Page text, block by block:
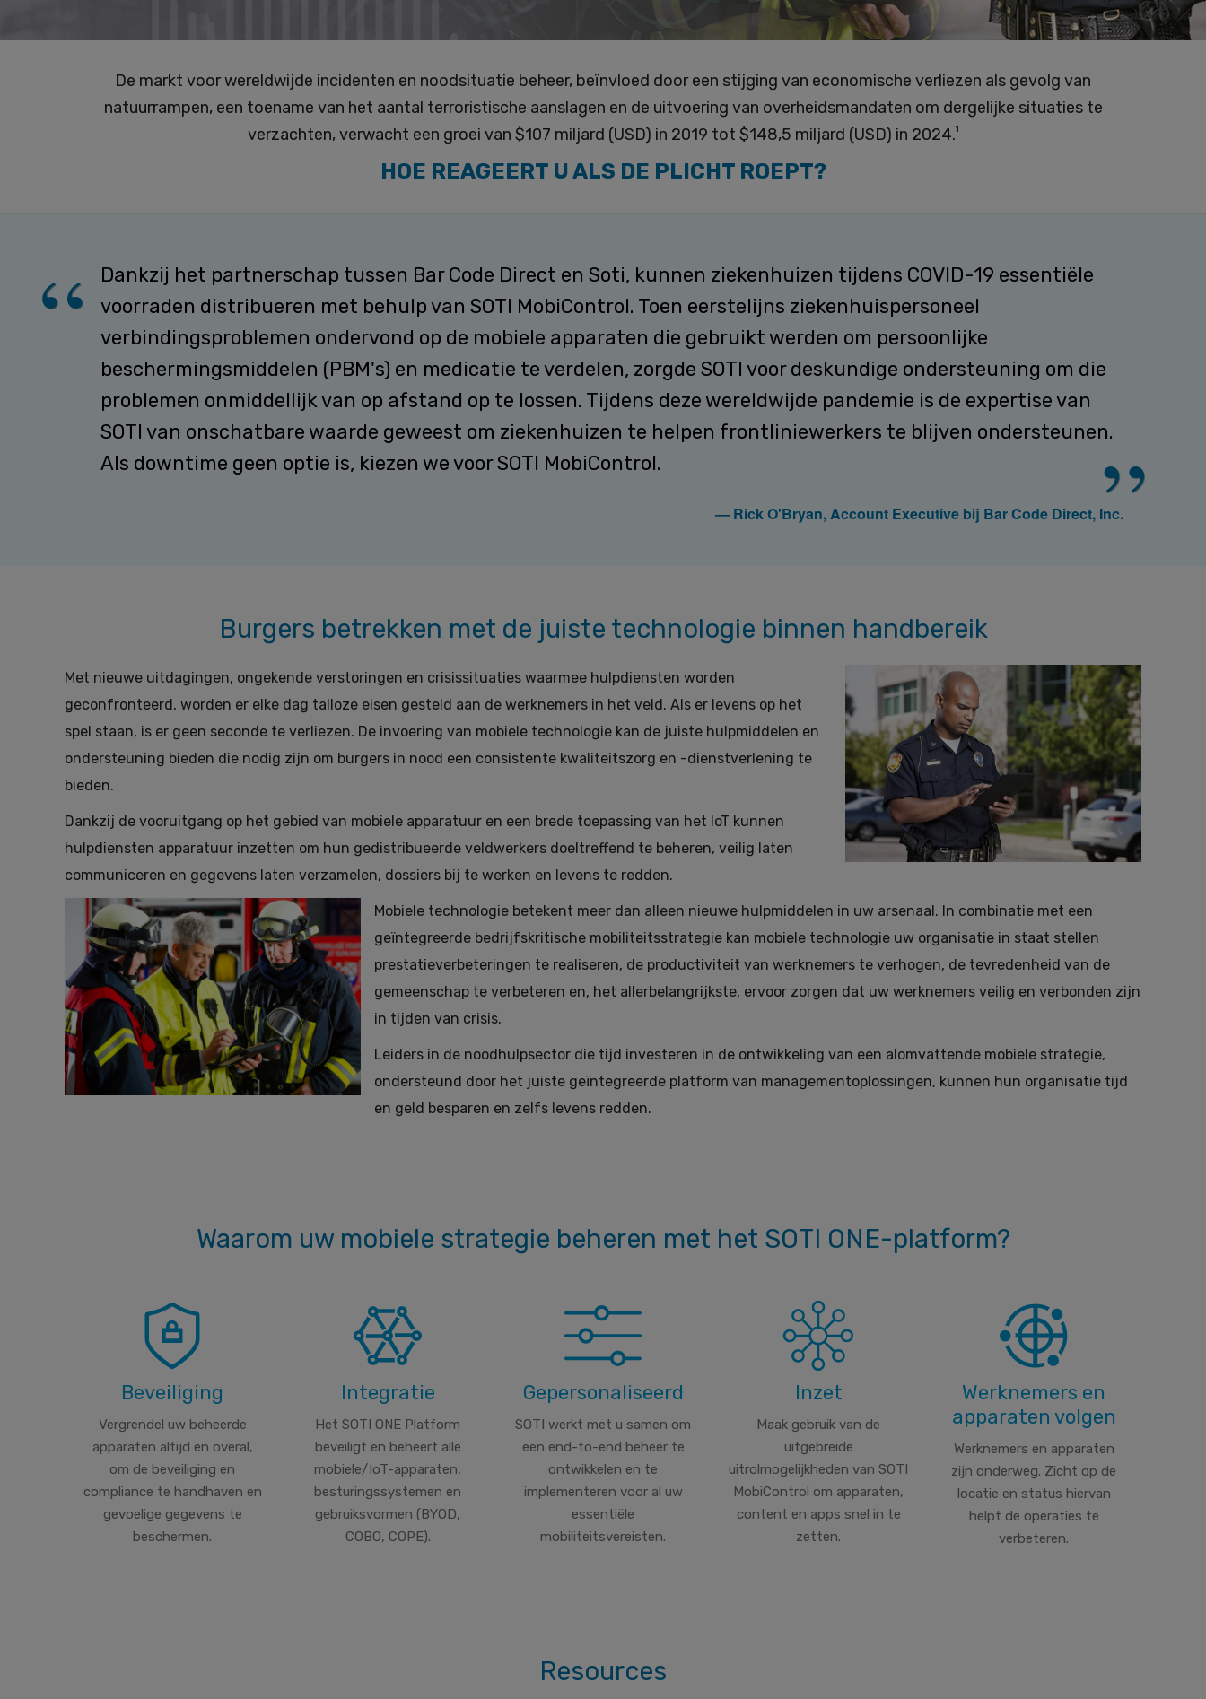
De markt voor wereldwijde incidenten en noodsituatie beheer, beïnvloed door een stijging van economische verliezen als gevolg van
natuurrampen, een toename van het aantal terroristische aanslagen en de uitvoering van overheidsmandaten om dergelijke situaties te
verzachten, verwacht een groei van $107 miljard (USD) in 2019 tot $148,5 miljard (USD) in 2024.1
HOE REAGEERT U ALS DE PLICHT ROEPT?
Dankzij het partnerschap tussen Bar Code Direct en Soti, kunnen ziekenhuizen tijdens COVID-19 essentiële
voorraden distribueren met behulp van SOTI MobiControl. Toen eerstelijns ziekenhuispersoneel
verbindingsproblemen ondervond op de mobiele apparaten die gebruikt werden om persoonlijke
beschermingsmiddelen (PBM's) en medicatie te verdelen, zorgde SOTI voor deskundige ondersteuning om die
problemen onmiddellijk van op afstand op te lossen. Tijdens deze wereldwijde pandemie is de expertise van
SOTI van onschatbare waarde geweest om ziekenhuizen te helpen frontliniewerkers te blijven ondersteunen.
Als downtime geen optie is, kiezen we voor SOTI MobiControl.
— Rick O'Bryan, Account Executive bij Bar Code Direct, Inc.
Burgers betrekken met de juiste technologie binnen handbereik
Met nieuwe uitdagingen, ongekende verstoringen en crisissituaties waarmee hulpdiensten worden
geconfronteerd, worden er elke dag talloze eisen gesteld aan de werknemers in het veld. Als er levens op het
spel staan, is er geen seconde te verliezen. De invoering van mobiele technologie kan de juiste hulpmiddelen en
ondersteuning bieden die nodig zijn om burgers in nood een consistente kwaliteitszorg en -dienstverlening te
bieden.
Dankzij de vooruitgang op het gebied van mobiele apparatuur en een brede toepassing van het IoT kunnen
hulpdiensten apparatuur inzetten om hun gedistribueerde veldwerkers doeltreffend te beheren, veilig laten
communiceren en gegevens laten verzamelen, dossiers bij te werken en levens te redden.
Mobiele technologie betekent meer dan alleen nieuwe hulpmiddelen in uw arsenaal. In combinatie met een
geïntegreerde bedrijfskritische mobiliteitsstrategie kan mobiele technologie uw organisatie in staat stellen
prestatieverbeteringen te realiseren, de productiviteit van werknemers te verhogen, de tevredenheid van de
gemeenschap te verbeteren en, het allerbelangrijkste, ervoor zorgen dat uw werknemers veilig en verbonden zijn
in tijden van crisis.
Leiders in de noodhulpsector die tijd investeren in de ontwikkeling van een alomvattende mobiele strategie,
ondersteund door het juiste geïntegreerde platform van managementoplossingen, kunnen hun organisatie tijd
en geld besparen en zelfs levens redden.
Waarom uw mobiele strategie beheren met het SOTI ONE-platform?
Beveiliging
Vergrendel uw beheerde
apparaten altijd en overal,
om de beveiliging en
compliance te handhaven en
gevoelige gegevens te
beschermen.
Integratie
Het SOTI ONE Platform
beveiligt en beheert alle
mobiele/IoT-apparaten,
besturingssystemen en
gebruiksvormen (BYOD,
COBO, COPE).
Gepersonaliseerd
SOTI werkt met u samen om
een end-to-end beheer te
ontwikkelen en te
implementeren voor al uw
essentiële
mobiliteitsvereisten.
Inzet
Maak gebruik van de
uitgebreide
uitrolmogelijkheden van SOTI
MobiControl om apparaten,
content en apps snel in te
zetten.
Werknemers en
apparaten volgen
Werknemers en apparaten
zijn onderweg. Zicht op de
locatie en status hiervan
helpt de operaties te
verbeteren.
Resources